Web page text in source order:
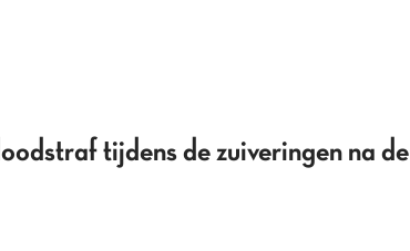
tijdens de zuiveringen na de